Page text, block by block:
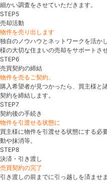
細かい調査をさせていただきます。
STEP5
売却活動
物件を売り出します
独自のノウハウとネットワークを活か
様の大切な住まいの売却をサポートさ
STEP6
売買契約の締結
物件を売るご契約。
購入希望者が見つかったら、買主様と
契約を締結します。
STEP7
契約後の手続き
物件を引渡せる状態に
買主様に物件を引渡せる状態にする必
動や抹消等。
STEP8
決済・引き渡し
売買契約の完了
引き渡しの前までに引っ越しを済ませ